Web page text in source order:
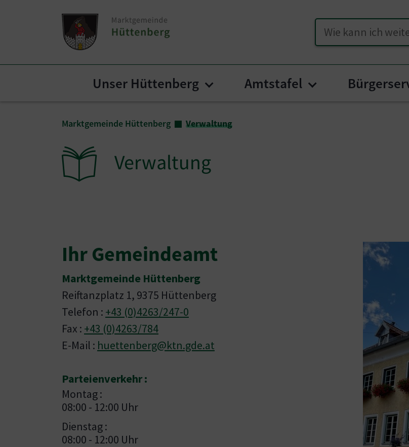
Suche
Unser Hüttenberg Submenu for "Unser Hüttenberg"
Amtstafel Submenu for
Marktgemeinde Hüttenberg Verwaltung
Verwaltung
Ihr Gemeindeamt
Marktgemeinde Hüttenberg
Reiftanzplatz 1, 9375 Hüttenberg
Telefon : +43 (0)4263/247-0
Fax : +43 (0)4263/784
E-Mail : huettenberg@ktn.gde.at
Parteienverkehr :
Montag :
08:00 - 12:00 Uhr
Dienstag :
08:00 - 12:00 Uhr